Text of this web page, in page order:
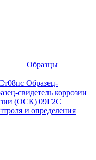
Образцы
Образец-
свидетель коррозии
(ОСК) 09Г2С
и определения